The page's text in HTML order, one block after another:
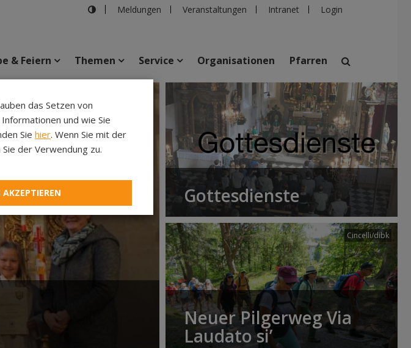
Meldungen Veranstaltungen Intranet Login
suchen
Veranstaltungen Personen Pfarren Einrichtungen
& Feiern Themen Service Organisationen Pfarren
Gottesdienste
Cincelli/dibk
Neuer Pilgerweg Via
Laudato si’
das Setzen von
und wie Sie
Sie hier. Wenn Sie mit der
der Verwendung zu.